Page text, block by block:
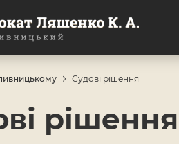
Судові рішення
рішення